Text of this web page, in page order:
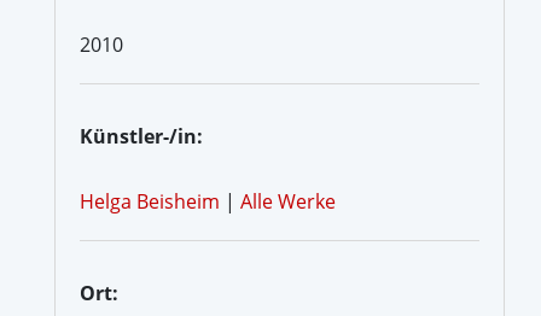
2010
Künstler-/in:
Helga Beisheim | Alle Werke
Ort: